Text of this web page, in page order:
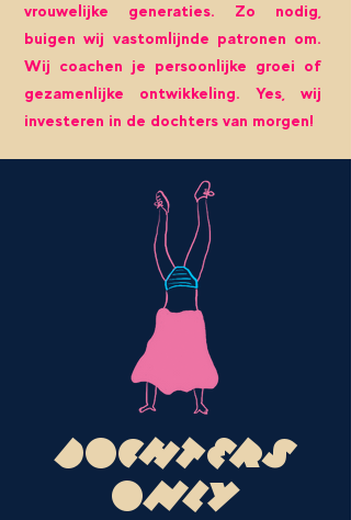
vrouwelijke generaties. Zo nodig,
buigen wij vastomlijnde patronen om.
Wij coachen je persoonlijke groei of
gezamenlijke ontwikkeling. Yes, wij
investeren in de dochters van morgen!
DOCHTERS
ONLY